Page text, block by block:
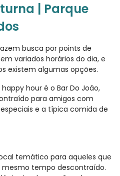
| Parque
busca por points de
variados horários do dia, e
existem algumas opções.
hour é o Bar Do João,
para amigos com
e a típica comida de
temático para aqueles que
tempo descontraído.